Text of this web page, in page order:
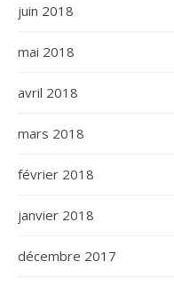
juin 2018
mai 2018
avril 2018
mars 2018
février 2018
janvier 2018
décembre 2017